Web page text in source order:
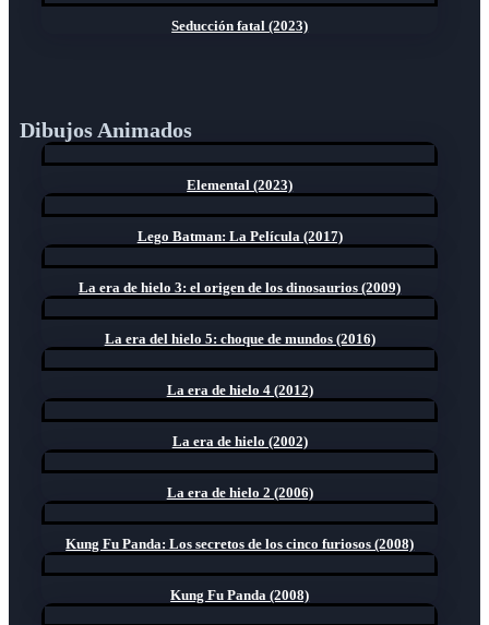
Seducción fatal (2023)
Dibujos Animados
Elemental (2023)
Lego Batman: La Película (2017)
La era de hielo 3: el origen de los dinosaurios (2009)
La era del hielo 5: choque de mundos (2016)
La era de hielo 4 (2012)
La era de hielo (2002)
La era de hielo 2 (2006)
Kung Fu Panda: Los secretos de los cinco furiosos (2008)
Kung Fu Panda (2008)